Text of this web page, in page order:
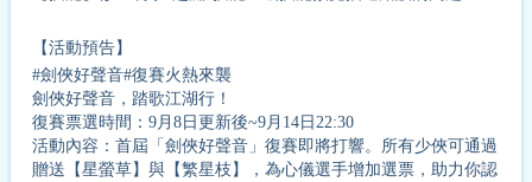
【活動預告】
#劍俠好聲音#復賽火熱來襲
劍俠好聲音，踏歌江湖行！
復賽票選時間：9月8日更新後~9月14日22:30
活動內容：首屆「劍俠好聲音」復賽即將打響。所有少俠可通過
贈送【星螢草】與【繁星枝】，為心儀選手增加選票，助力你認